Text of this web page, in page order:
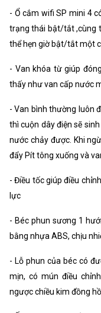
- Ổ cắm wifi SP mini 4
trạng thái bật/tắt ,cùng
thể hẹn giờ bật/tắt một
- Van khóa từ giúp
thấy như van cấp nước
- Van bình thường luôn
thì cuộn dây điện sẽ
nước chảy được. Khi
đẩy Pít tông xuống và
- Điều tốc giúp điều
lực
- Béc phun sương 1
bằng nhựa ABS, chịu
- Lỗ phun của béc có
mịn, có mún điều
ngược chiều kim đồng hồ.